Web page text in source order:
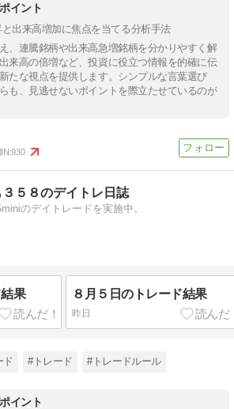
イント
出来高増加に焦点を当てる分析手法
、連騰銘柄や出来高急増銘柄を分かりやすく解
来高の倍増など、投資に役立つ情報を的確に伝
たな視点を提供します。シンプルな言葉選び
も、見逃せないポイントを際立たせているのが
930
３５８のデイトレ日誌
のデイトレードを実施中。
果 ８月５日のトレード結果
昨日
ド #トレード #トレードルール
イント